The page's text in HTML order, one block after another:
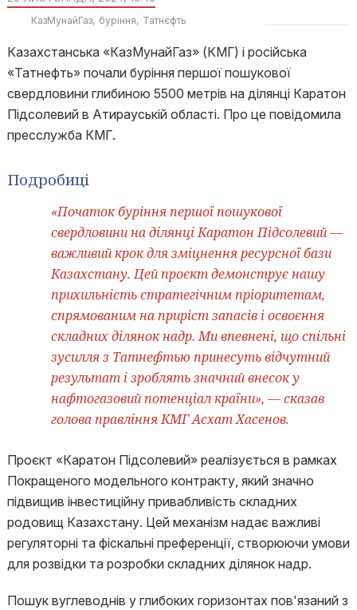
КазМунайГаз буріння Татнєфть
Казахстанська «КазМунайГаз» (КМГ) і російська
«Татнефть» почали буріння першої пошукової
свердловини глибиною 5500 метрів на ділянці Каратон
Підсолевий в Атирауській області. Про це повідомила
пресслужба КМГ.
Подробиці
«Початок буріння першої пошукової
свердловини на ділянці Каратон Підсолевий —
важливий крок для зміцнення ресурсної бази
Казахстану. Цей проєкт демонструє нашу
прихильність стратегічним пріоритетам,
спрямованим на приріст запасів і освоєння
складних ділянок надр. Ми впевнені, що спільні
зусилля з Татнефтью принесуть відчутний
результат і зроблять значний внесок у
нафтогазовий потенціал країни», — сказав
голова правління КМГ Асхат Хасенов.
Проєкт «Каратон Підсолевий» реалізується в рамках
Покращеного модельного контракту, який значно
підвищив інвестиційну привабливість складних
родовищ Казахстану. Цей механізм надає важливі
регуляторні та фіскальні преференції, створюючи умови
для розвідки та розробки складних ділянок надр.
Пошук вуглеводнів у глибоких горизонтах пов'язаний з